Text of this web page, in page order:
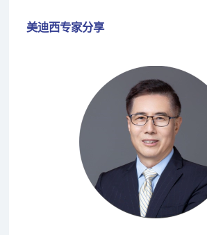
美迪西专家分享